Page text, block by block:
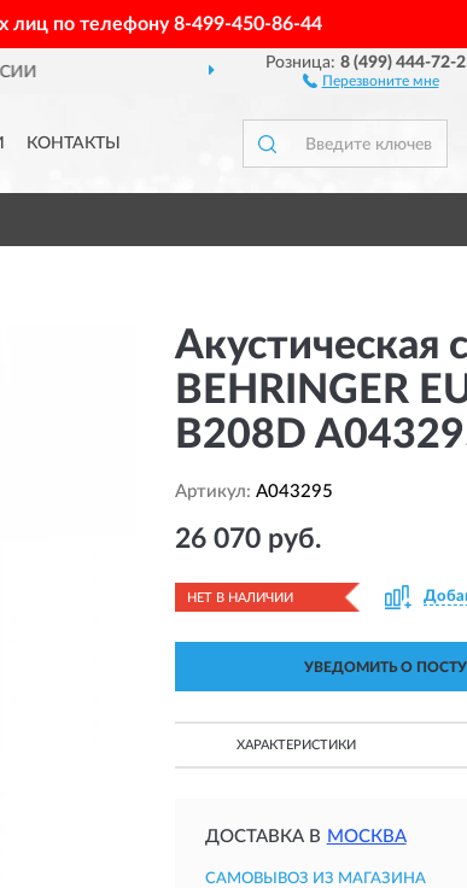
лиц по телефону8-499-450-86-44
ДОСТАВИМ ПО ВСЕЙ РОССИИ
Розница:8 (499) 444-72-
Перезвоните мне
КОНТАКТЫ
Акустическая
BEHRINGER
B208D
Артикул: A043295
26 070 руб.
НЕТ В НАЛИЧИИ
УВЕДОМИТЬ О
ХАРАКТЕРИСТИКИ
ДОСТАВКА В МОСКВА
САМОВЫВОЗ ИЗ МАГАЗИНА